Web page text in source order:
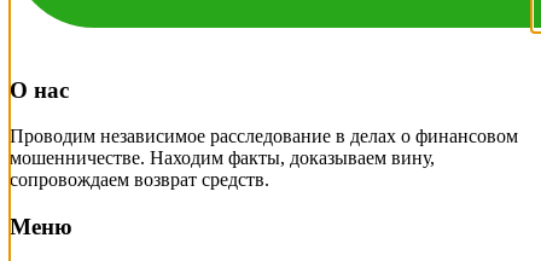
О нас
Проводим независимое расследование в делах о финансовом
мошенничестве. Находим факты, доказываем вину,
сопровождаем возврат средств.
Меню